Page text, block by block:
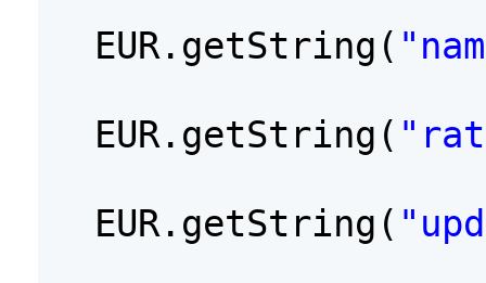
EUR.getString(
EUR.getString(
EUR.getString(